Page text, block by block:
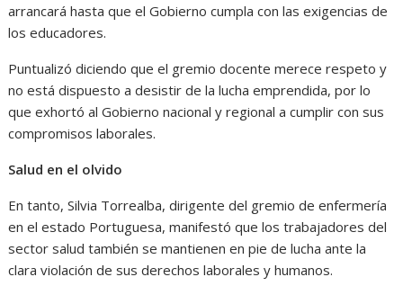
arrancará hasta que el Gobierno cumpla con las exigencias de
los educadores.
Puntualizó diciendo que el gremio docente merece respeto y
no está dispuesto a desistir de la lucha emprendida, por lo
que exhortó al Gobierno nacional y regional a cumplir con sus
compromisos laborales.
Salud en el olvido
En tanto, Silvia Torrealba, dirigente del gremio de enfermería
en el estado Portuguesa, manifestó que los trabajadores del
sector salud también se mantienen en pie de lucha ante la
clara violación de sus derechos laborales y humanos.